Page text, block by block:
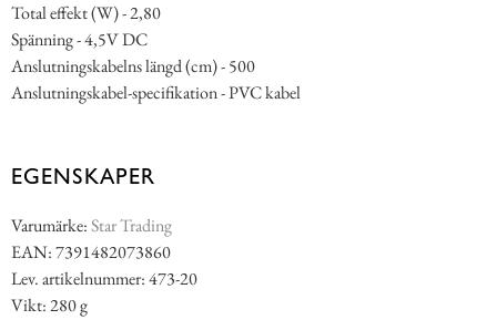
Total effekt (W) - 2,80
Spänning - 4,5V DC
Anslutningskabelns längd (cm) - 500
Anslutningskabel-specifikation - PVC kabel
EGENSKAPER
Varumärke:Star Trading
EAN: 7391482073860
Lev. artikelnummer: 473-20
Vikt: 280 g